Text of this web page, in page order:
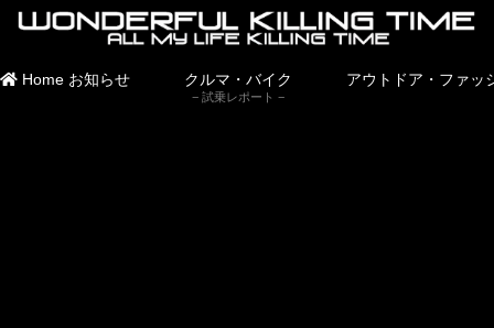
Home お知らせ クルマ・バイク
試乗レポート
アウトドア・ファッ